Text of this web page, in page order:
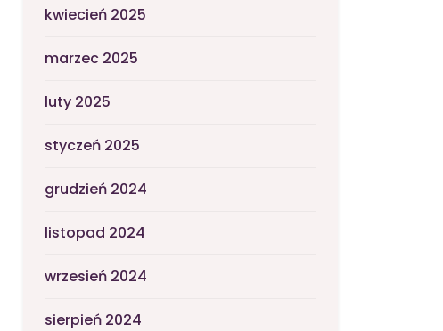
kwiecień 2025
marzec 2025
luty 2025
styczeń 2025
grudzień 2024
listopad 2024
wrzesień 2024
sierpień 2024